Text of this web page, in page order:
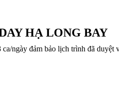
HẠ LONG BAY
ngày đảm bảo lịch trình đã duyệt